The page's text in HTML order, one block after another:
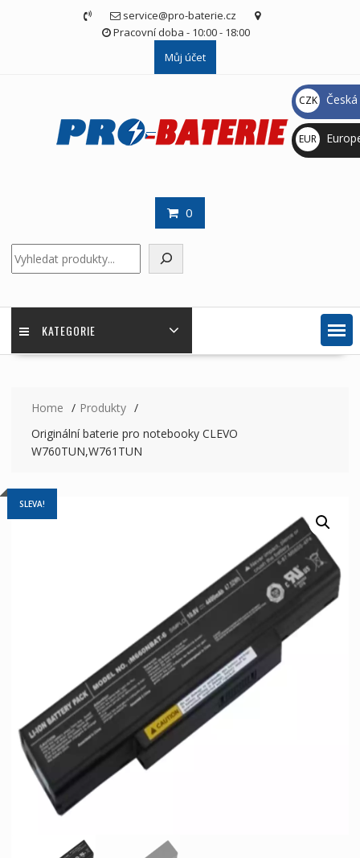
service@pro-baterie.cz
Pracovní doba - 10:00 - 18:00
Můj účet
0
KATEGORIE
Home
Produkty
Originální baterie pro notebooky CLEVO
W760TUN,W761TUN
SLEVA!
CZK
Kč
EUR
€